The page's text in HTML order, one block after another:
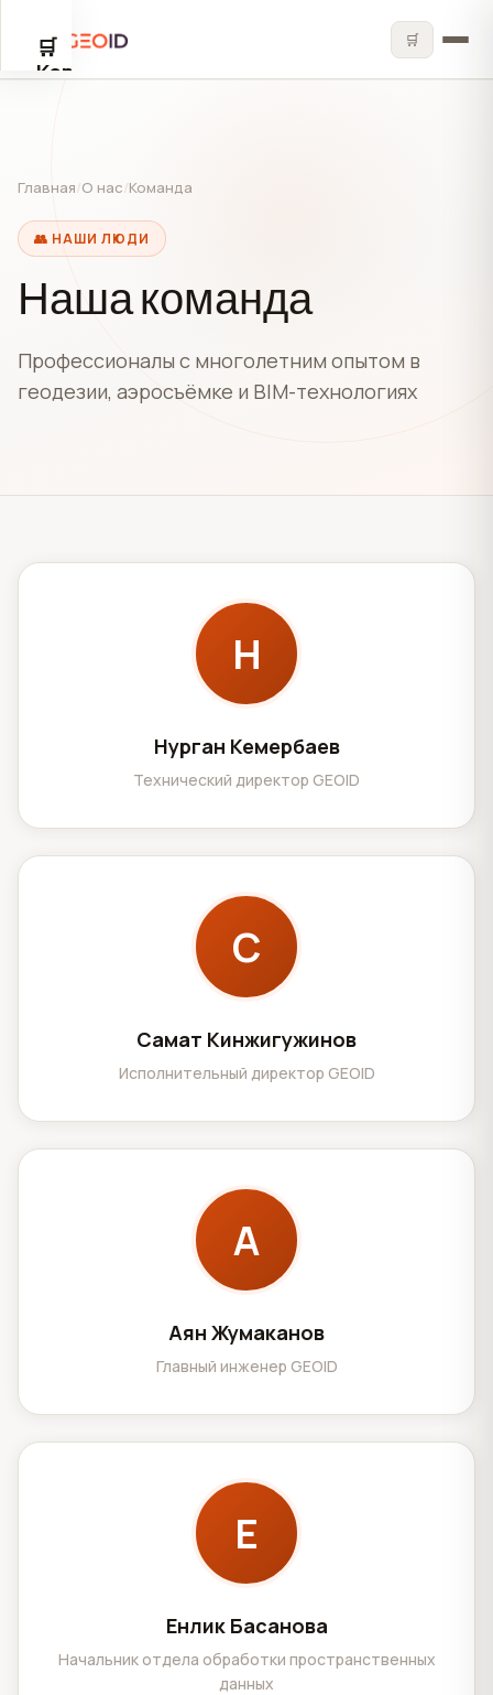
🛒
🛒
Корзина
🛒
пуста
Главная/О нас/Команда
👥 НАШИ ЛЮДИ
Наша команда
Профессионалы с многолетним опытом в
геодезии, аэросъёмке и BIM-технологиях
Н
Нурган Кемербаев
Технический директор GEOID
С
Самат Кинжигужинов
Исполнительный директор GEOID
А
Аян Жумаканов
Главный инженер GEOID
Е
Енлик Басанова
Начальник отдела обработки пространственных
данных